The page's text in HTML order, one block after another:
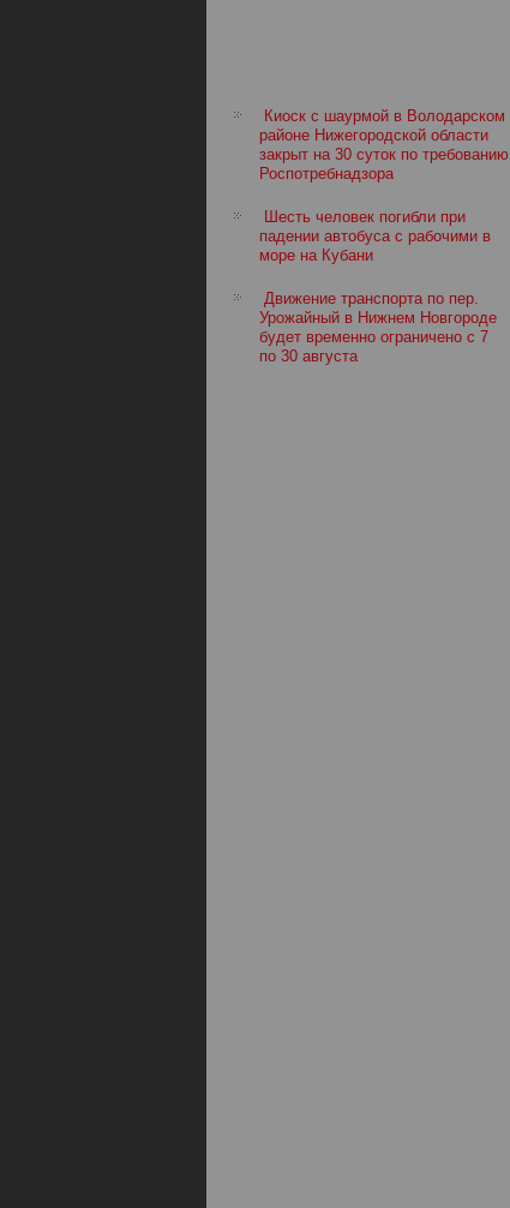
Киоск с шаурмой в Володарском
районе Нижегородской области
закрыт на 30 суток по требованию
Роспотребнадзора
Шесть человек погибли при
падении автобуса с рабочими в
море на Кубани
Движение транспорта по пер.
Урожайный в Нижнем Новгороде
будет временно ограничено с 7
по 30 августа